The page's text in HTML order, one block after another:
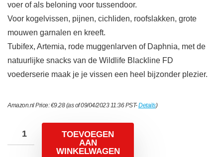
voer of als beloning voor tussendoor.
Voor kogelvissen, pijnen, cichliden, roofslakken, grote
mouwen garnalen en kreeft.
Tubifex, Artemia, rode muggenlarven of Daphnia, met de
natuurlijke snacks van de Wildlife Blackline FD
voederserie maak je je vissen een heel bijzonder plezier.
Amazon.nl Price:€9.28(as of 09/04/2023 11:36 PST-Details)
TOEVOEGEN
AAN
WINKELWAGEN